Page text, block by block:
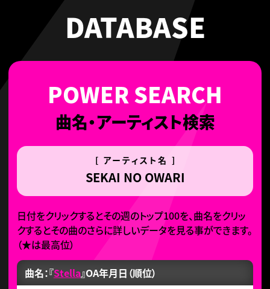
DATABASE
曲名・アーティスト検索
[ アーティスト名 ]
SEKAI NO OWARI
日付をクリックするとその週のトップ100を、曲名をクリッ
クするとその曲のさらに詳しいデータを見る事ができます。
（★は最高位）
曲名：『Stella』OA年月日（順位）